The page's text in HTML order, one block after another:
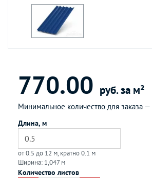
770.00 руб. за м²
Минимальное количество для заказа —
Длина, м
от 0.5 до 12 м, кратно 0.1 м
Ширина: 1,047 м
Количество листов